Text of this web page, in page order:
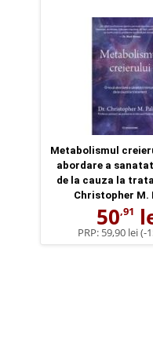
Metabolismul
abordare a
de la cauza la
Christopher M.
50,91
PRP: 59,90 lei(-